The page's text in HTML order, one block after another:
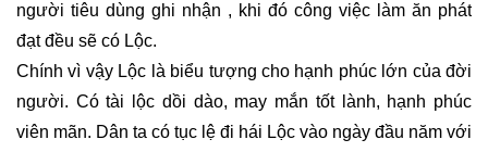
người tiêu dùng ghi nhận , khi đó công việc làm ăn phát
đạt đều sẽ có Lộc.
Chính vì vậy Lộc là biểu tượng cho hạnh phúc lớn của đời
người. Có tài lộc dồi dào, may mắn tốt lành, hạnh phúc
viên mãn. Dân ta có tục lệ đi hái Lộc vào ngày đầu năm với